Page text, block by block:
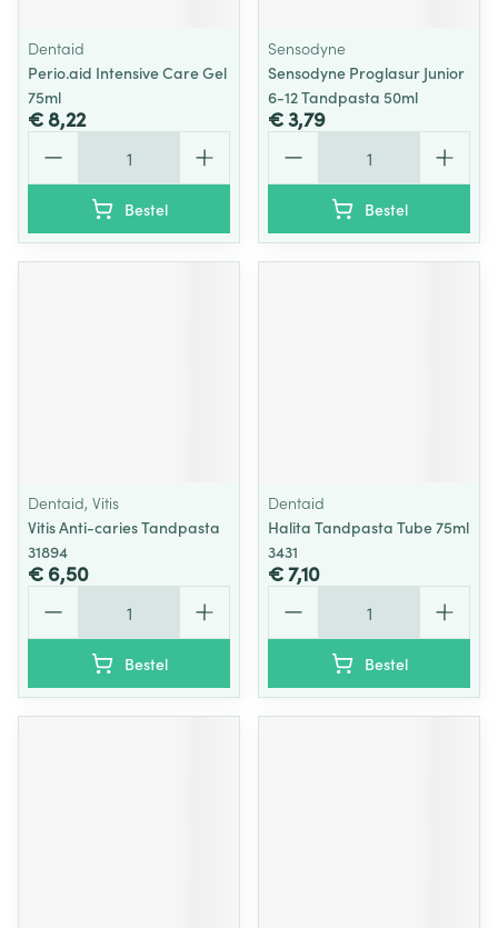
Dentaid
Perio.aid Intensive Care Gel
75ml
€ 8,22
Bestel
Sensodyne
Sensodyne Proglasur Junior
6-12 Tandpasta 50ml
€ 3,79
Bestel
Dentaid, Vitis
Vitis Anti-caries Tandpasta
31894
€ 6,50
Bestel
Dentaid
Halita Tandpasta Tube 75ml
3431
€ 7,10
Bestel